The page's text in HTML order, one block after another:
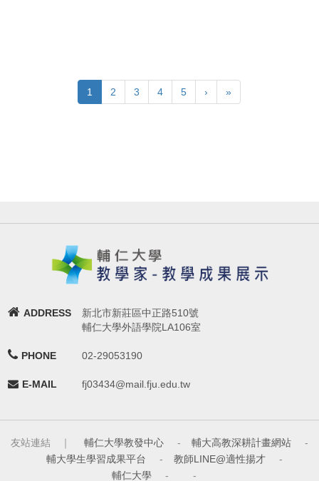
1 2 3 4 5 › »
ADDRESS
新北市新莊區中正路510號
輔仁大學外語學院LA106室
PHONE 02-29053190
E-MAIL fj03434@mail.fju.edu.tw
友站連結 ｜ 輔仁大學教發中心 - 輔大高教深耕計畫網站
-
輔大學生學習成果平台
- 教師LINE@適性揚才
-
輔仁大學
- -